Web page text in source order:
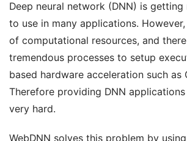
Deep neural network (DNN) is
to use in many applications.
of computational resources, and
tremendous processes to setup
based hardware acceleration such as
Therefore providing DNN
very hard.
WebDNN solves this problem by